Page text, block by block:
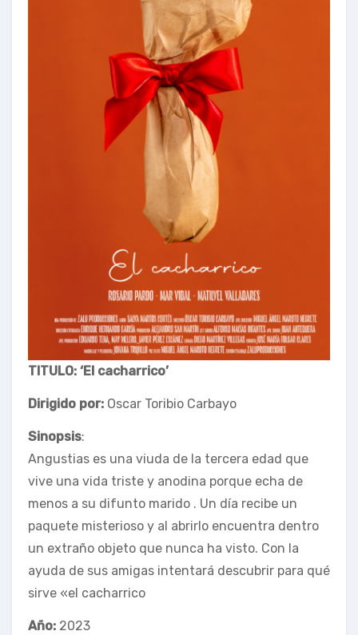
TITULO: ‘El cacharrico’
Dirigido por: Oscar Toribio Carbayo
Sinopsis:
Angustias es una viuda de la tercera edad que
vive una vida triste y anodina porque echa de
menos a su difunto marido . Un día recibe un
paquete misterioso y al abrirlo encuentra dentro
un extraño objeto que nunca ha visto. Con la
ayuda de sus amigas intentará descubrir para qué
sirve «el cacharrico
Año: 2023